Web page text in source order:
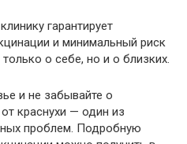
гарантирует
и минимальный риск
о себе, но и о близких.
и не забывайте о
краснухи — один из
проблем. Подробную